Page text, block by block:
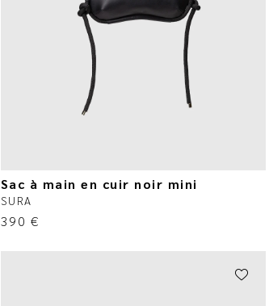
Sac à main en cuir noir mini
SURA
390 €